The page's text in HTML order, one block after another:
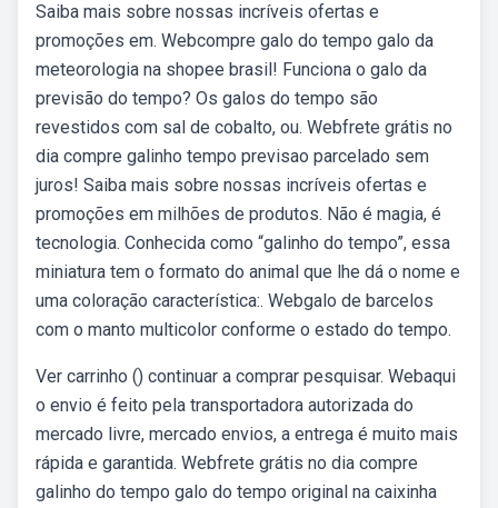
Saiba mais sobre nossas incríveis ofertas e
promoções em. Webcompre galo do tempo galo da
meteorologia na shopee brasil! Funciona o galo da
previsão do tempo? Os galos do tempo são
revestidos com sal de cobalto, ou. Webfrete grátis no
dia compre galinho tempo previsao parcelado sem
juros! Saiba mais sobre nossas incríveis ofertas e
promoções em milhões de produtos. Não é magia, é
tecnologia. Conhecida como “galinho do tempo”, essa
miniatura tem o formato do animal que lhe dá o nome e
uma coloração característica:. Webgalo de barcelos
com o manto multicolor conforme o estado do tempo.
Ver carrinho () continuar a comprar pesquisar. Webaqui
o envio é feito pela transportadora autorizada do
mercado livre, mercado envios, a entrega é muito mais
rápida e garantida. Webfrete grátis no dia compre
galinho do tempo galo do tempo original na caixinha